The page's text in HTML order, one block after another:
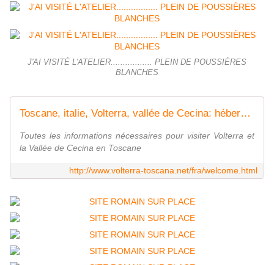
J'AI VISITÉ L'ATELIER................. PLEIN DE POUSSIÈRES
BLANCHES
Toscane, italie, Volterra, vallée de Cecina: hébergement, restaurants, artisanat, musées, transports
Toutes les informations nécessaires pour visiter Volterra et
la Vallée de Cecina en Toscane
http://www.volterra-toscana.net/fra/welcome.html